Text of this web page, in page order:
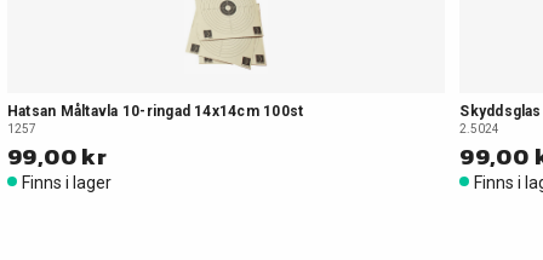
Hatsan Måltavla 10-ringad 14x14cm 100st
1257
99,00 kr
Finns i lager
2.5024
99,00
Finns i